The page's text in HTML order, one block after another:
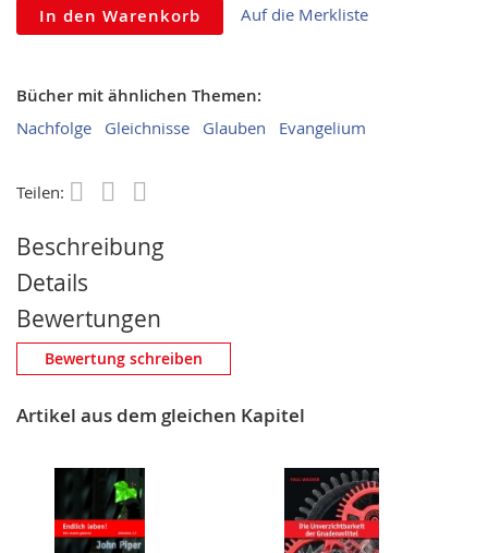
In den Warenkorb Auf die Merkliste
Bücher mit ähnlichen Themen:
Nachfolge Gleichnisse Glauben Evangelium
Teilen:
Beschreibung
Details
Bewertungen
Eigene Bewertung schreiben
Nickname
Zusammenfassung
Bewertung schreiben
Artikel aus dem gleichen Kapitel